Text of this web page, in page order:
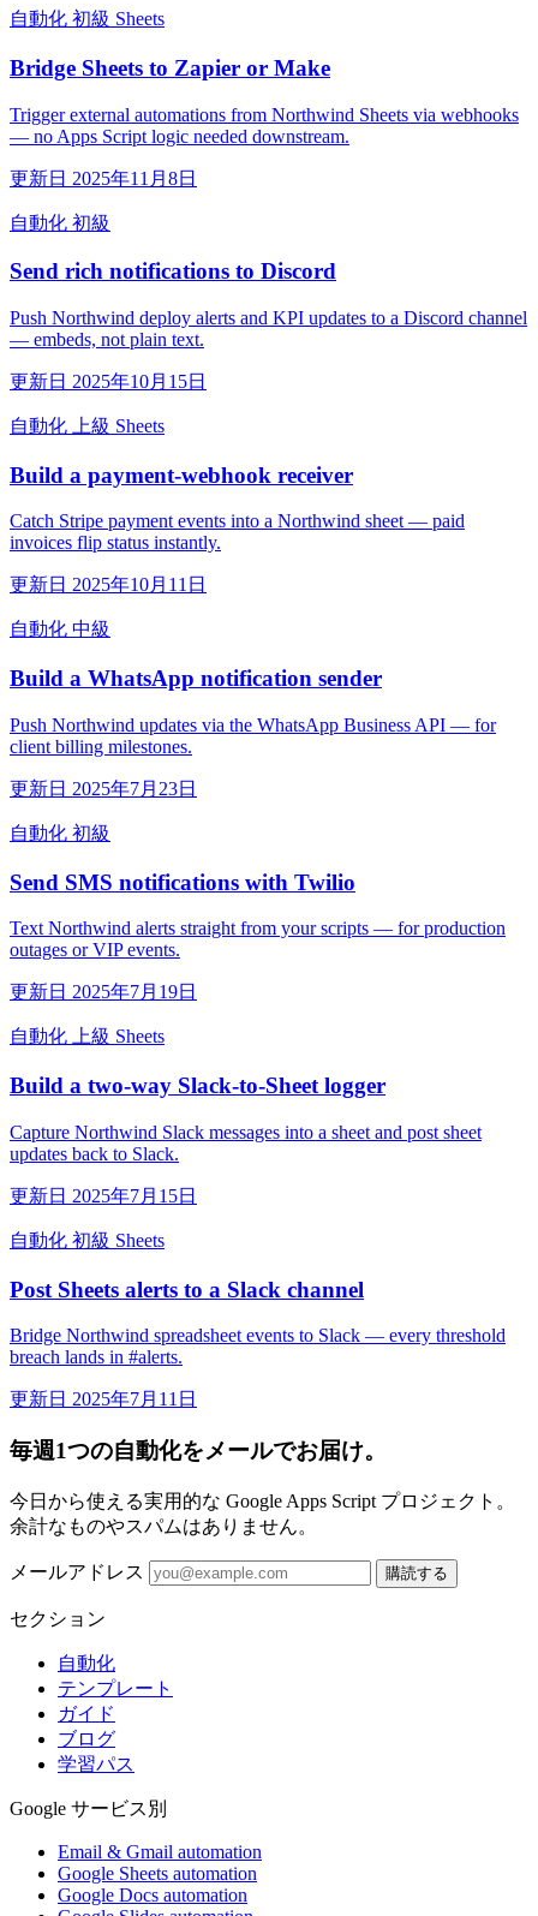
自動化 初級 Sheets
Bridge Sheets to Zapier or Make
Trigger external automations from Northwind Sheets via webhooks
— no Apps Script logic needed downstream.
更新日 2025年11月8日
自動化 初級
Send rich notifications to Discord
Push Northwind deploy alerts and KPI updates to a Discord channel
— embeds, not plain text.
更新日 2025年10月15日
自動化 上級 Sheets
Build a payment-webhook receiver
Catch Stripe payment events into a Northwind sheet — paid
invoices flip status instantly.
更新日 2025年10月11日
自動化 中級
Build a WhatsApp notification sender
Push Northwind updates via the WhatsApp Business API — for
client billing milestones.
更新日 2025年7月23日
自動化 初級
Send SMS notifications with Twilio
Text Northwind alerts straight from your scripts — for production
outages or VIP events.
更新日 2025年7月19日
自動化 上級 Sheets
Build a two-way Slack-to-Sheet logger
Capture Northwind Slack messages into a sheet and post sheet
updates back to Slack.
更新日 2025年7月15日
自動化 初級 Sheets
Post Sheets alerts to a Slack channel
Bridge Northwind spreadsheet events to Slack — every threshold
breach lands in #alerts.
更新日 2025年7月11日
毎週1つの自動化をメールでお届け。
今日から使える実用的な Google Apps Script プロジェクト。
余計なものやスパムはありません。
メールアドレス 購読する
セクション
自動化
テンプレート
ガイド
ブログ
学習パス
Google サービス別
Email & Gmail automation
Google Sheets automation
Google Docs automation